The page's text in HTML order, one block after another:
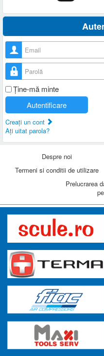
Nume utilizator
Parolă
Ţine-mă minte
Autentificare
Creaţi un cont
Aţi uitat parola?
Despre noi
Termeni si conditii de utilizare
Prelucrarea